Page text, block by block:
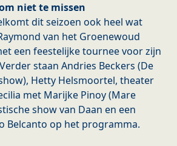
niet te missen
dit seizoen ook heel wat
van het Groenewoud
een feestelijke tournee voor zijn
staan Andries Beckers (De
Hetty Helsmoortel, theater
met Marijke Pinoy (Mare
show van Daan en een
Belcanto op het programma.